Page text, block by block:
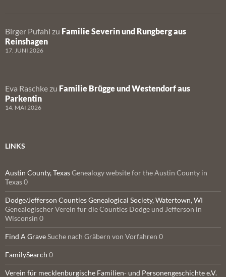
Birger Pufahl zu Familie Severin und Rungberg aus
Reinshagen
17. JUNI 2026
Eva Raschke zu Familie Brügge und Westendorf aus
Parkentin
14. MAI 2026
LINKS
Austin County, TexasGenealogy website for the Austin County in
Texas 0
Dodge/Jefferson Counties Genealogical Society, Watertown, WI
Genealogischer Verein für die Counties Dodge und Jefferson in
Wisconsin 0
Find A GraveSuche nach Gräbern von Vorfahren 0
FamilySearch 0
Verein für mecklenburgische Familien- und Personengeschichte e.V.